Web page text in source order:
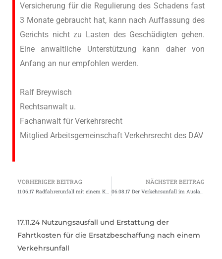
Versicherung für die Regulierung des Schadens fast
3 Monate gebraucht hat, kann nach Auffassung des
Gerichts nicht zu Lasten des Geschädigten gehen.
Eine anwaltliche Unterstützung kann daher von
Anfang an nur empfohlen werden.
Ralf Breywisch
Rechtsanwalt u.
Fachanwalt für Verkehrsrecht
Mitglied Arbeitsgemeinschaft Verkehrsrecht des DAV
VORHERIGER BEITRAG NÄCHSTER BEITRAG
17.11.24 Nutzungsausfall und Erstattung der
Fahrtkosten für die Ersatzbeschaffung nach einem
Verkehrsunfall